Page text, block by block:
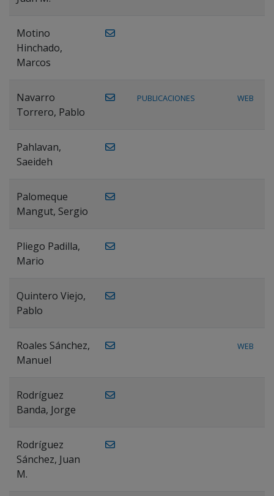
Motino
Hinchado,
Marcos
Navarro
Torrero, Pablo
PUBLICACIONES WEB
Pahlavan,
Saeideh
Palomeque
Mangut, Sergio
Pliego Padilla,
Mario
Quintero Viejo,
Pablo
Roales Sánchez,
Manuel
WEB
Rodríguez
Banda, Jorge
Rodríguez
Sánchez, Juan
M.